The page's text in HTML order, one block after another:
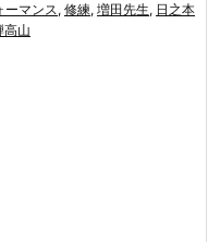
ーマンス, 修練, 増田先生, 日之本
高山